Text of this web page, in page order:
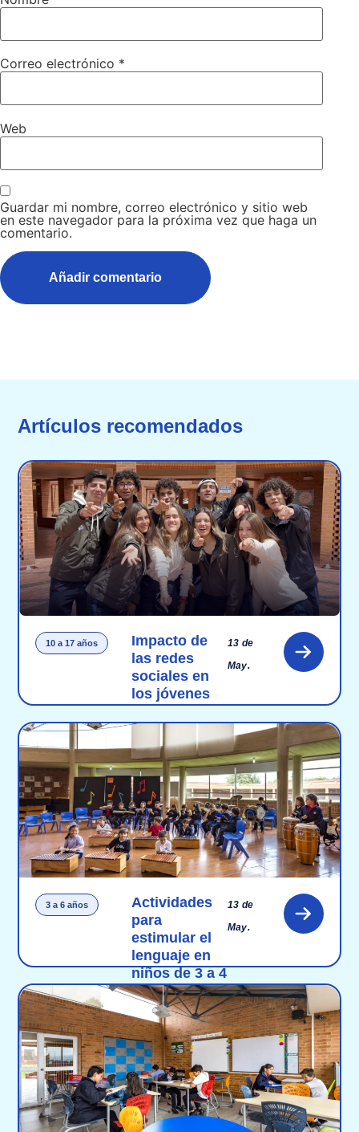
Correo electrónico *
Web
Guardar mi nombre, correo electrónico y sitio web
en este navegador para la próxima vez que haga un
comentario.
Artículos recomendados
10 a 17 años
Impacto de
las redes
sociales en
los jóvenes
13 de
May.
3 a 6 años
Actividades
para
estimular el
lenguaje en
niños de 3 a 4
años
13 de
May.